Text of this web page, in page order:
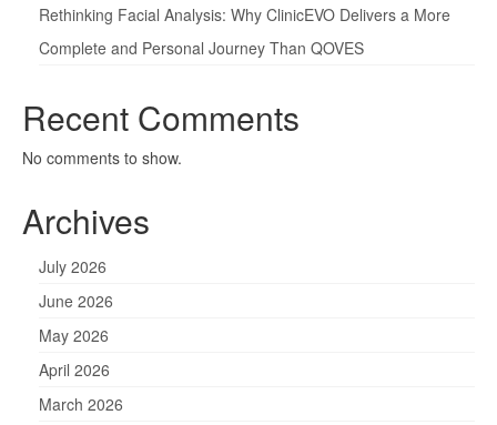
Rethinking Facial Analysis: Why ClinicEVO Delivers a More
Complete and Personal Journey Than QOVES
Recent Comments
No comments to show.
Archives
July 2026
June 2026
May 2026
April 2026
March 2026